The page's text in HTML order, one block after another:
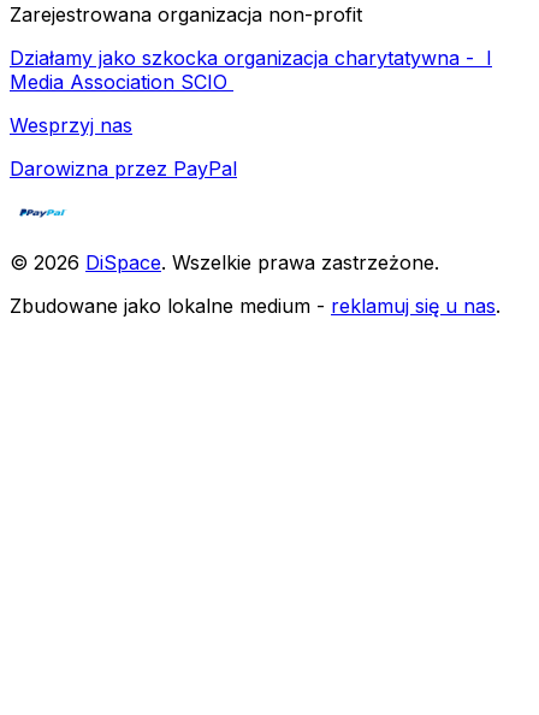
Zarejestrowana organizacja non-profit
Działamy jako szkocka organizacja charytatywna - I
Media Association SCIO
Wesprzyj nas
Darowizna przez PayPal
© 2026 DiSpace. Wszelkie prawa zastrzeżone.
Zbudowane jako lokalne medium - reklamuj się u nas.